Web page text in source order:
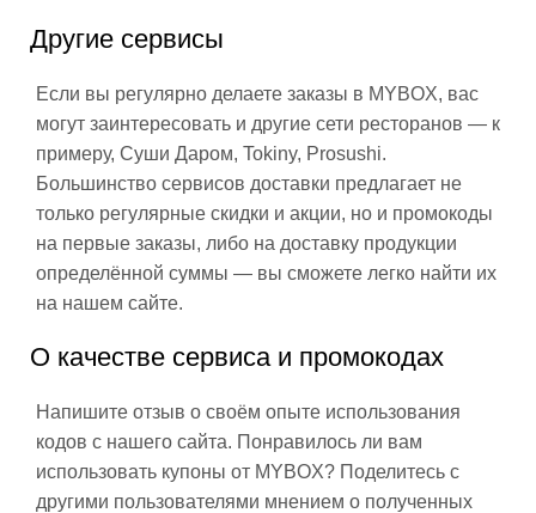
Другие сервисы
Если вы регулярно делаете заказы в MYBOX, вас
могут заинтересовать и другие сети ресторанов — к
примеру, Суши Даром, Tokiny, Prosushi.
Большинство сервисов доставки предлагает не
только регулярные скидки и акции, но и промокоды
на первые заказы, либо на доставку продукции
определённой суммы — вы сможете легко найти их
на нашем сайте.
О качестве сервиса и промокодах
Напишите отзыв о своём опыте использования
кодов с нашего сайта. Понравилось ли вам
использовать купоны от MYBOX? Поделитесь с
другими пользователями мнением о полученных